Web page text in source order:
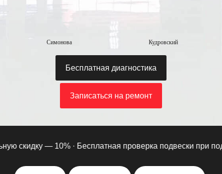
Симонова Кудровский
Бесплатная диагностика
Записаться на ремонт
скидку — 10% ·Бесплатная проверка подвески при